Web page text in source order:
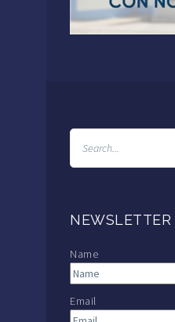
NEWSLETTER
Name
Email